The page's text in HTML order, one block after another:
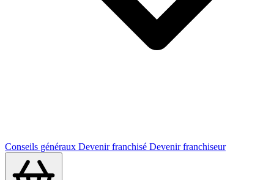
Conseils généraux Devenir franchisé Devenir franchiseur